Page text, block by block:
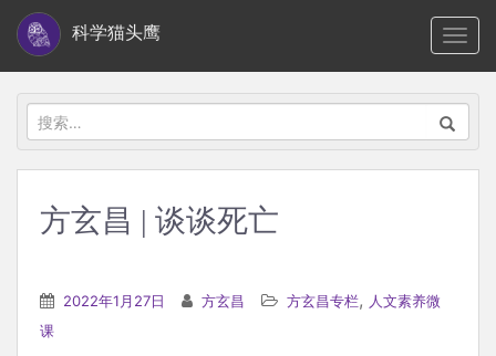
i
科学猫头鹰
搜
索：
方玄昌 | 谈谈死亡
2022年1月27日 方玄昌 方玄昌专栏, 人文素养微
课